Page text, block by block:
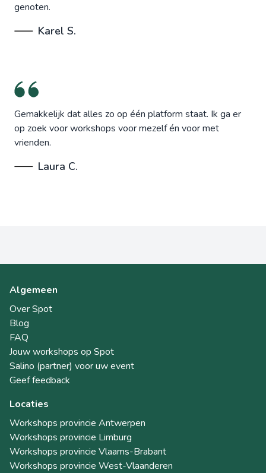
genoten.
Karel S.
Gemakkelijk dat alles zo op één platform staat. Ik ga er
op zoek voor workshops voor mezelf én voor met
vrienden.
Laura C.
Algemeen
Over Spot
Blog
FAQ
Jouw workshops op Spot
Salino (partner) voor uw event
Geef feedback
Locaties
Workshops provincie Antwerpen
Workshops provincie Limburg
Workshops provincie Vlaams-Brabant
Workshops provincie West-Vlaanderen